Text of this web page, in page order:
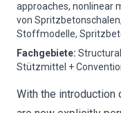
approaches, nonlinear
von
Stoffmodelle,
Fachgebiete:
Stützmittel +
With the introduction